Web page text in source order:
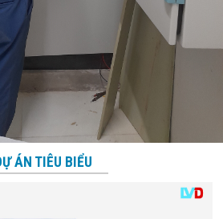
ÁN TIÊU BIỂU